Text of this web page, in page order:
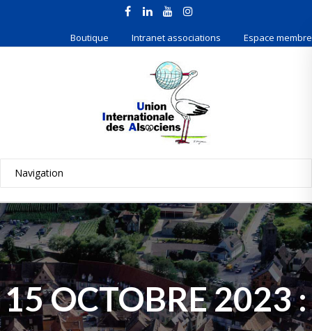
Boutique Intranet associations Espace membre
15 OCTOBRE 2023 :